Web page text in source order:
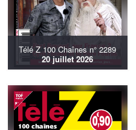
Télé Z 100 Chaînes n° 2289
20 juillet 2026